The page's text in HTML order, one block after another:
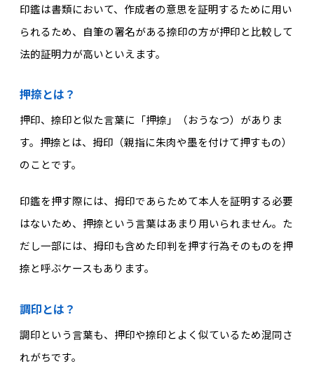
印鑑は書類において、作成者の意思を証明するために用い
られるため、自筆の署名がある捺印の方が押印と比較して
法的証明力が高いといえます。
押捺とは？
押印、捺印と似た言葉に「押捺」（おうなつ）がありま
す。押捺とは、拇印（親指に朱肉や墨を付けて押すもの）
のことです。
印鑑を押す際には、拇印であらためて本人を証明する必要
はないため、押捺という言葉はあまり用いられません。た
だし一部には、拇印も含めた印判を押す行為そのものを押
捺と呼ぶケースもあります。
調印とは？
調印という言葉も、押印や捺印とよく似ているため混同さ
れがちです。